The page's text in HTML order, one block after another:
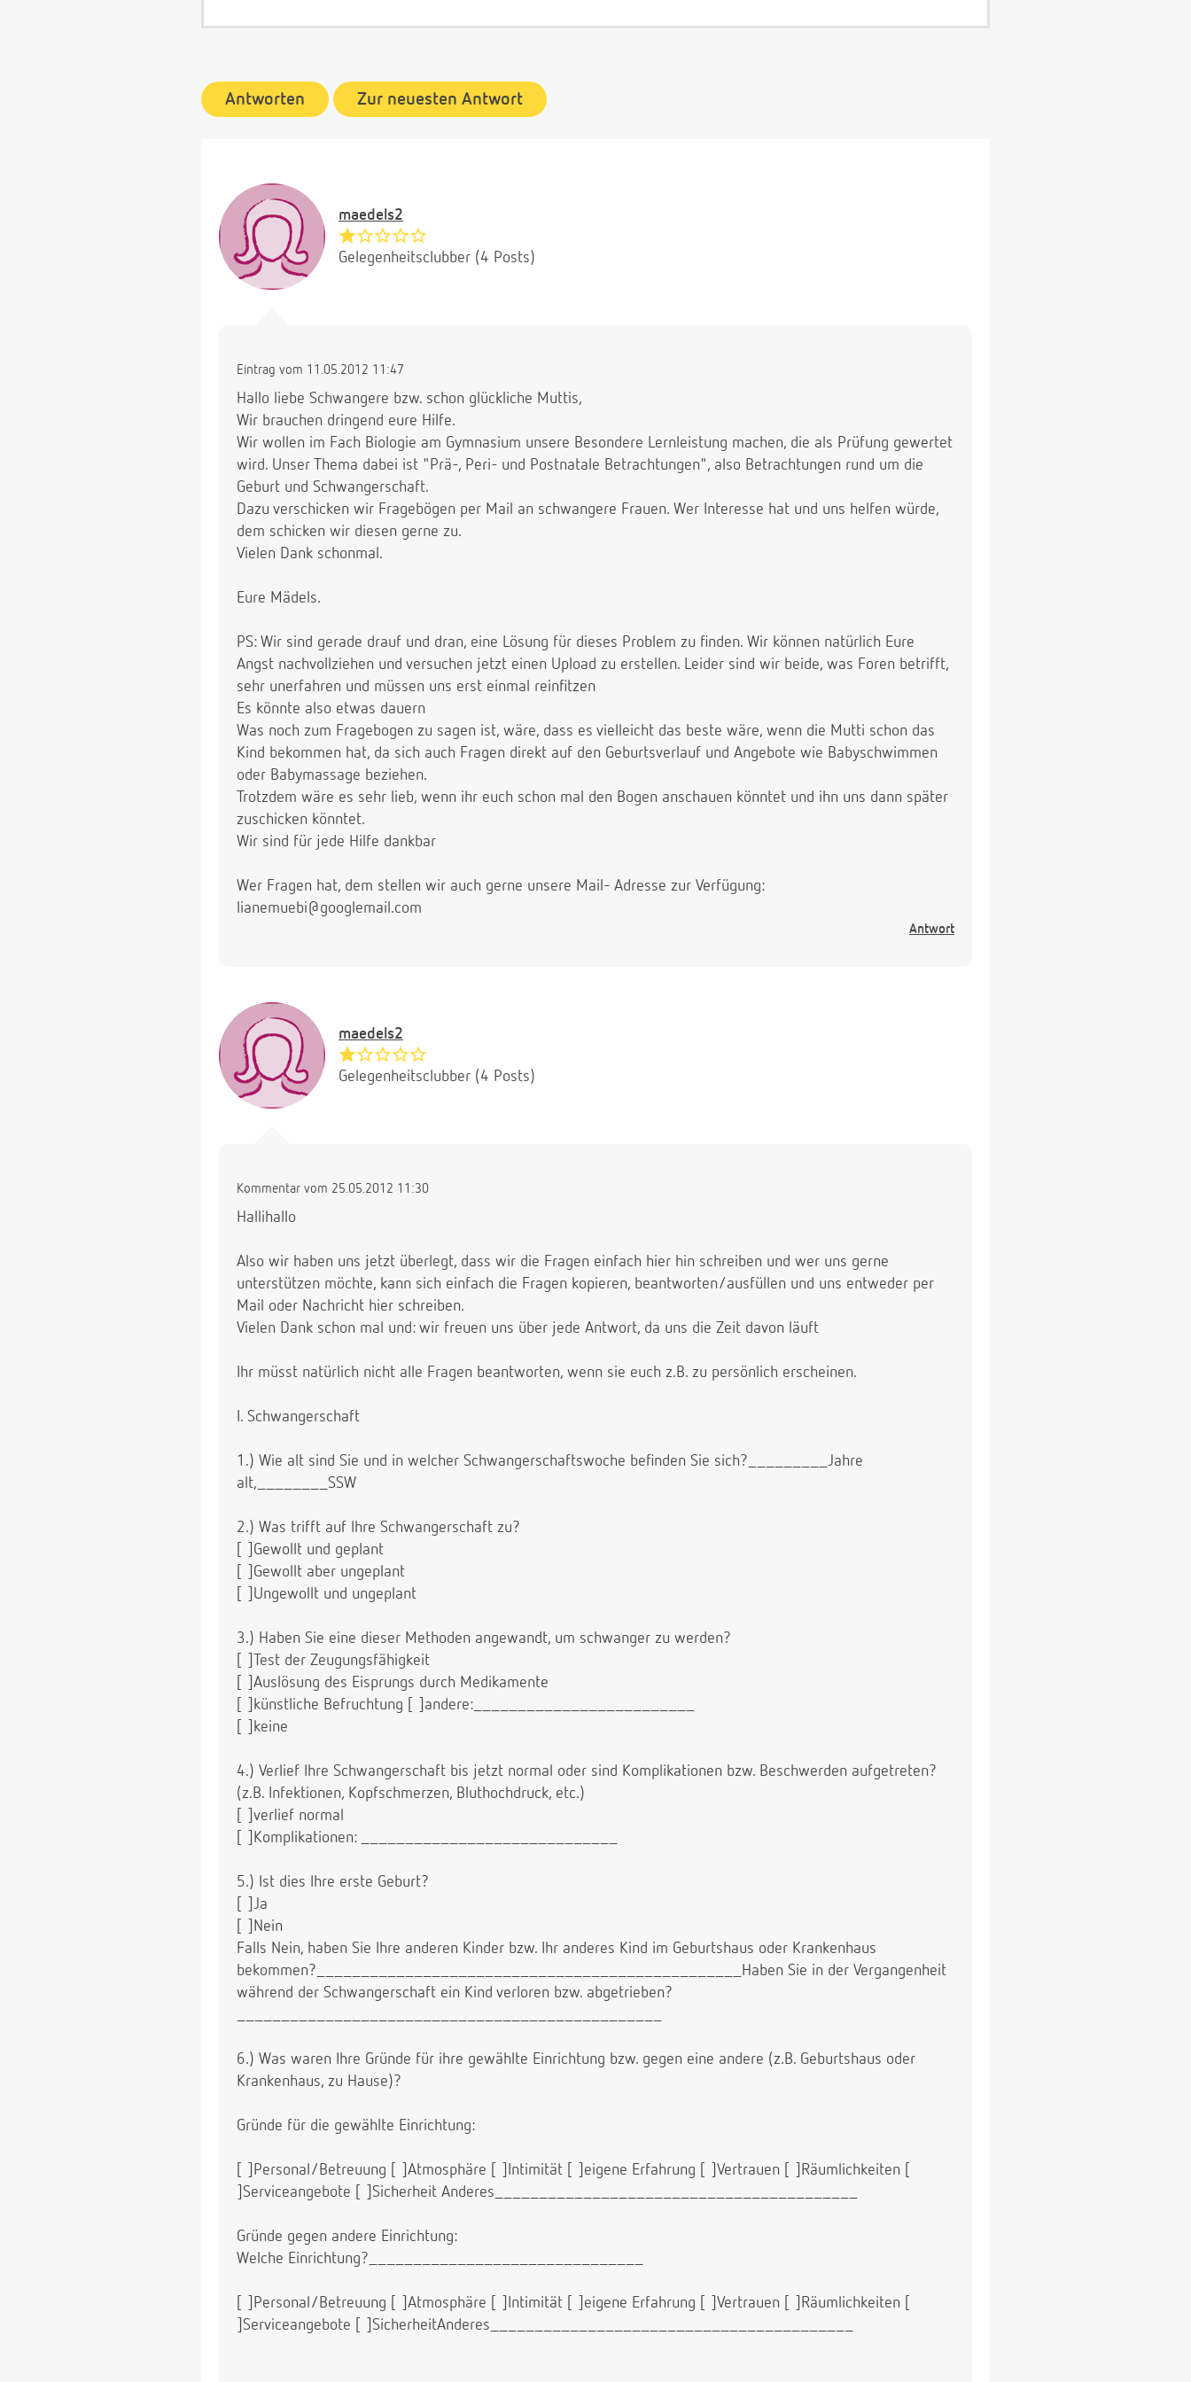
Antworten Zur neuesten Antwort
maedels2
Gelegenheitsclubber (4 Posts)
Eintrag vom 11.05.2012 11:47
Hallo liebe Schwangere bzw. schon glückliche Muttis,
Wir brauchen dringend eure Hilfe.
Wir wollen im Fach Biologie am Gymnasium unsere Besondere Lernleistung machen, die als Prüfung gewertet
wird. Unser Thema dabei ist "Prä-, Peri- und Postnatale Betrachtungen", also Betrachtungen rund um die
Geburt und Schwangerschaft.
Dazu verschicken wir Fragebögen per Mail an schwangere Frauen. Wer Interesse hat und uns helfen würde,
dem schicken wir diesen gerne zu.
Vielen Dank schonmal.
Eure Mädels.
PS: Wir sind gerade drauf und dran, eine Lösung für dieses Problem zu finden. Wir können natürlich Eure
Angst nachvollziehen und versuchen jetzt einen Upload zu erstellen. Leider sind wir beide, was Foren betrifft,
sehr unerfahren und müssen uns erst einmal reinfitzen
Es könnte also etwas dauern
Was noch zum Fragebogen zu sagen ist, wäre, dass es vielleicht das beste wäre, wenn die Mutti schon das
Kind bekommen hat, da sich auch Fragen direkt auf den Geburtsverlauf und Angebote wie Babyschwimmen
oder Babymassage beziehen.
Trotzdem wäre es sehr lieb, wenn ihr euch schon mal den Bogen anschauen könntet und ihn uns dann später
zuschicken könntet.
Wir sind für jede Hilfe dankbar
Wer Fragen hat, dem stellen wir auch gerne unsere Mail- Adresse zur Verfügung:
lianemuebi@googlemail.com
Antwort
maedels2
Gelegenheitsclubber (4 Posts)
Kommentar vom 25.05.2012 11:30
Hallihallo
Also wir haben uns jetzt überlegt, dass wir die Fragen einfach hier hin schreiben und wer uns gerne
unterstützen möchte, kann sich einfach die Fragen kopieren, beantworten/ausfüllen und uns entweder per
Mail oder Nachricht hier schreiben.
Vielen Dank schon mal und: wir freuen uns über jede Antwort, da uns die Zeit davon läuft
Ihr müsst natürlich nicht alle Fragen beantworten, wenn sie euch z.B. zu persönlich erscheinen.
I. Schwangerschaft
1.) Wie alt sind Sie und in welcher Schwangerschaftswoche befinden Sie sich?_________Jahre
alt,________SSW
2.) Was trifft auf Ihre Schwangerschaft zu?
[ ]Gewollt und geplant
[ ]Gewollt aber ungeplant
[ ]Ungewollt und ungeplant
3.) Haben Sie eine dieser Methoden angewandt, um schwanger zu werden?
[ ]Test der Zeugungsfähigkeit
[ ]Auslösung des Eisprungs durch Medikamente
[ ]künstliche Befruchtung [ ]andere:_________________________
[ ]keine
4.) Verlief Ihre Schwangerschaft bis jetzt normal oder sind Komplikationen bzw. Beschwerden aufgetreten?
(z.B. Infektionen, Kopfschmerzen, Bluthochdruck, etc.)
[ ]verlief normal
[ ]Komplikationen: _____________________________
5.) Ist dies Ihre erste Geburt?
[ ]Ja
[ ]Nein
Falls Nein, haben Sie Ihre anderen Kinder bzw. Ihr anderes Kind im Geburtshaus oder Krankenhaus
bekommen?________________________________________________Haben Sie in der Vergangenheit
während der Schwangerschaft ein Kind verloren bzw. abgetrieben?
6.) Was waren Ihre Gründe für ihre gewählte Einrichtung bzw. gegen eine andere (z.B. Geburtshaus oder
Krankenhaus, zu Hause)?
Gründe für die gewählte Einrichtung:
[ ]Personal/Betreuung [ ]Atmosphäre [ ]Intimität [ ]eigene Erfahrung [ ]Vertrauen [ ]Räumlichkeiten [
]Serviceangebote [ ]Sicherheit Anderes_________________________________________
Gründe gegen andere Einrichtung:
Welche Einrichtung?_______________________________
[ ]Personal/Betreuung [ ]Atmosphäre [ ]Intimität [ ]eigene Erfahrung [ ]Vertrauen [ ]Räumlichkeiten [
]Serviceangebote [ ]SicherheitAnderes_________________________________________